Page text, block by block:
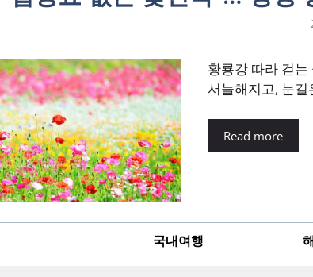
황룡강 따라 걷
서늘해지고, 눈
Read more
국내여행